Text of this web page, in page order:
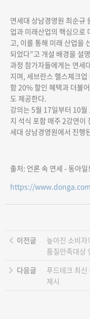
연세대 상남경영원 최순규
업과 미래산업의 핵심으로
고, 이를 통해 미래 산업을
되었다”고 개설 배경을 설
과정 참가자들에게는 연세
지며, 세브란스 헬스체크
함 20% 할인 혜택과 더불
도 제공한다.
강의는 5월 17일부터 10
지 석식 포함 매주 2강연이
세대 상남경영원에서 진행
출처: 언론 속 연세 - 동아일
https://
이전글
높아진 소비
품질만족대상
다음글
푸드테크 최
제시